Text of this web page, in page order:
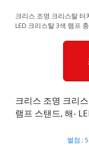
크리스 조명 크리스탈 터
LED 크리스탈 3색 램프
크리스 조명 크리
램프 스탠드, 해-
별점 :